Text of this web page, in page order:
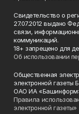
Свидетельство о
27.07.2012 выдано
связи,
коммуникаций.
18+ запрещено для
Об использовании
Общественная
электронной газеты
ОАО ИА
Правила
электронной газеты»